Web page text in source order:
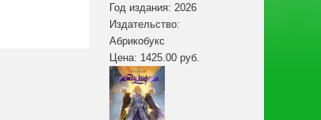
Год издания: 2026
Издательство:
Абрикобукс
Цена: 1425.00 руб.